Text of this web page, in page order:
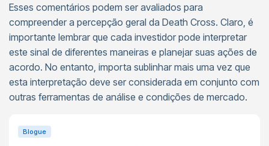
Esses comentários podem ser avaliados para
compreender a percepção geral da Death Cross. Claro, é
importante lembrar que cada investidor pode interpretar
este sinal de diferentes maneiras e planejar suas ações de
acordo. No entanto, importa sublinhar mais uma vez que
esta interpretação deve ser considerada em conjunto com
outras ferramentas de análise e condições de mercado.
Blogue